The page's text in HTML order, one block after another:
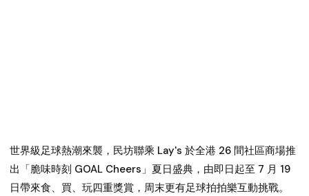
世界級足球熱潮來襲，民坊聯乘 Lay's 於全港 26 間社區商場推
出「脆味時刻 GOAL Cheers」夏日盛典，由即日起至 7 月 19
日帶來食、買、玩四重獎賞，周末更有足球拍拍樂互動挑戰。